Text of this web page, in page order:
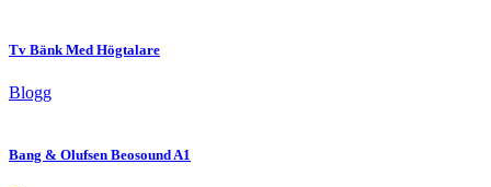
Tv Bänk Med Högtalare
Blogg
Bang & Olufsen Beosound A1